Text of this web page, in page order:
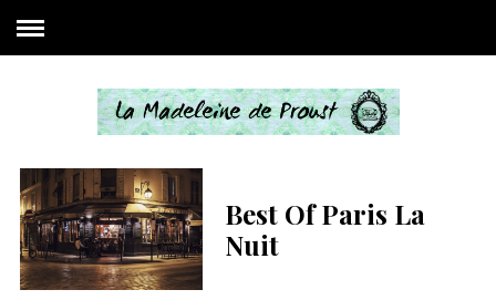
Best Of Paris La
Nuit